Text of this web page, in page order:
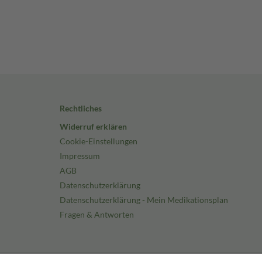
Rechtliches
Widerruf erklären
Cookie-Einstellungen
Impressum
AGB
Datenschutzerklärung
Datenschutzerklärung - Mein Medikationsplan
Fragen & Antworten